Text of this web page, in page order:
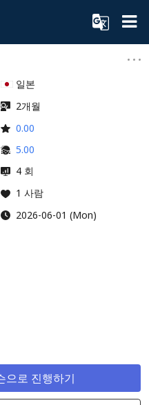
일본
2개월
0.00
5.00
4 회
1 사람
2026-06-01 (Mon)
으로 진행하기